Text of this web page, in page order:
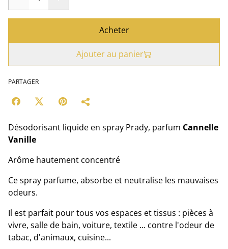
Acheter
Ajouter au panier
PARTAGER
Désodorisant liquide en spray Prady, parfum Cannelle
Vanille
Arôme hautement concentré
Ce spray parfume, absorbe et neutralise les mauvaises
odeurs.
Il est parfait pour tous vos espaces et tissus : pièces à
vivre, salle de bain, voiture, textile ... contre l'odeur de
tabac, d'animaux, cuisine...